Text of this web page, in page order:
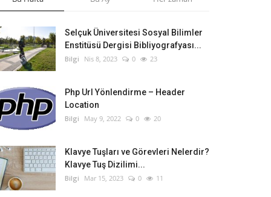
Selçuk Üniversitesi Sosyal Bilimler
Enstitüsü Dergisi Bibliyografyası...
Bilgi Nis 8, 2023 0 23
Php Url Yönlendirme – Header
Location
Bilgi May 9, 2022 0 20
Klavye Tuşları ve Görevleri Nelerdir?
Klavye Tuş Dizilimi...
Bilgi Mar 15, 2023 0 11